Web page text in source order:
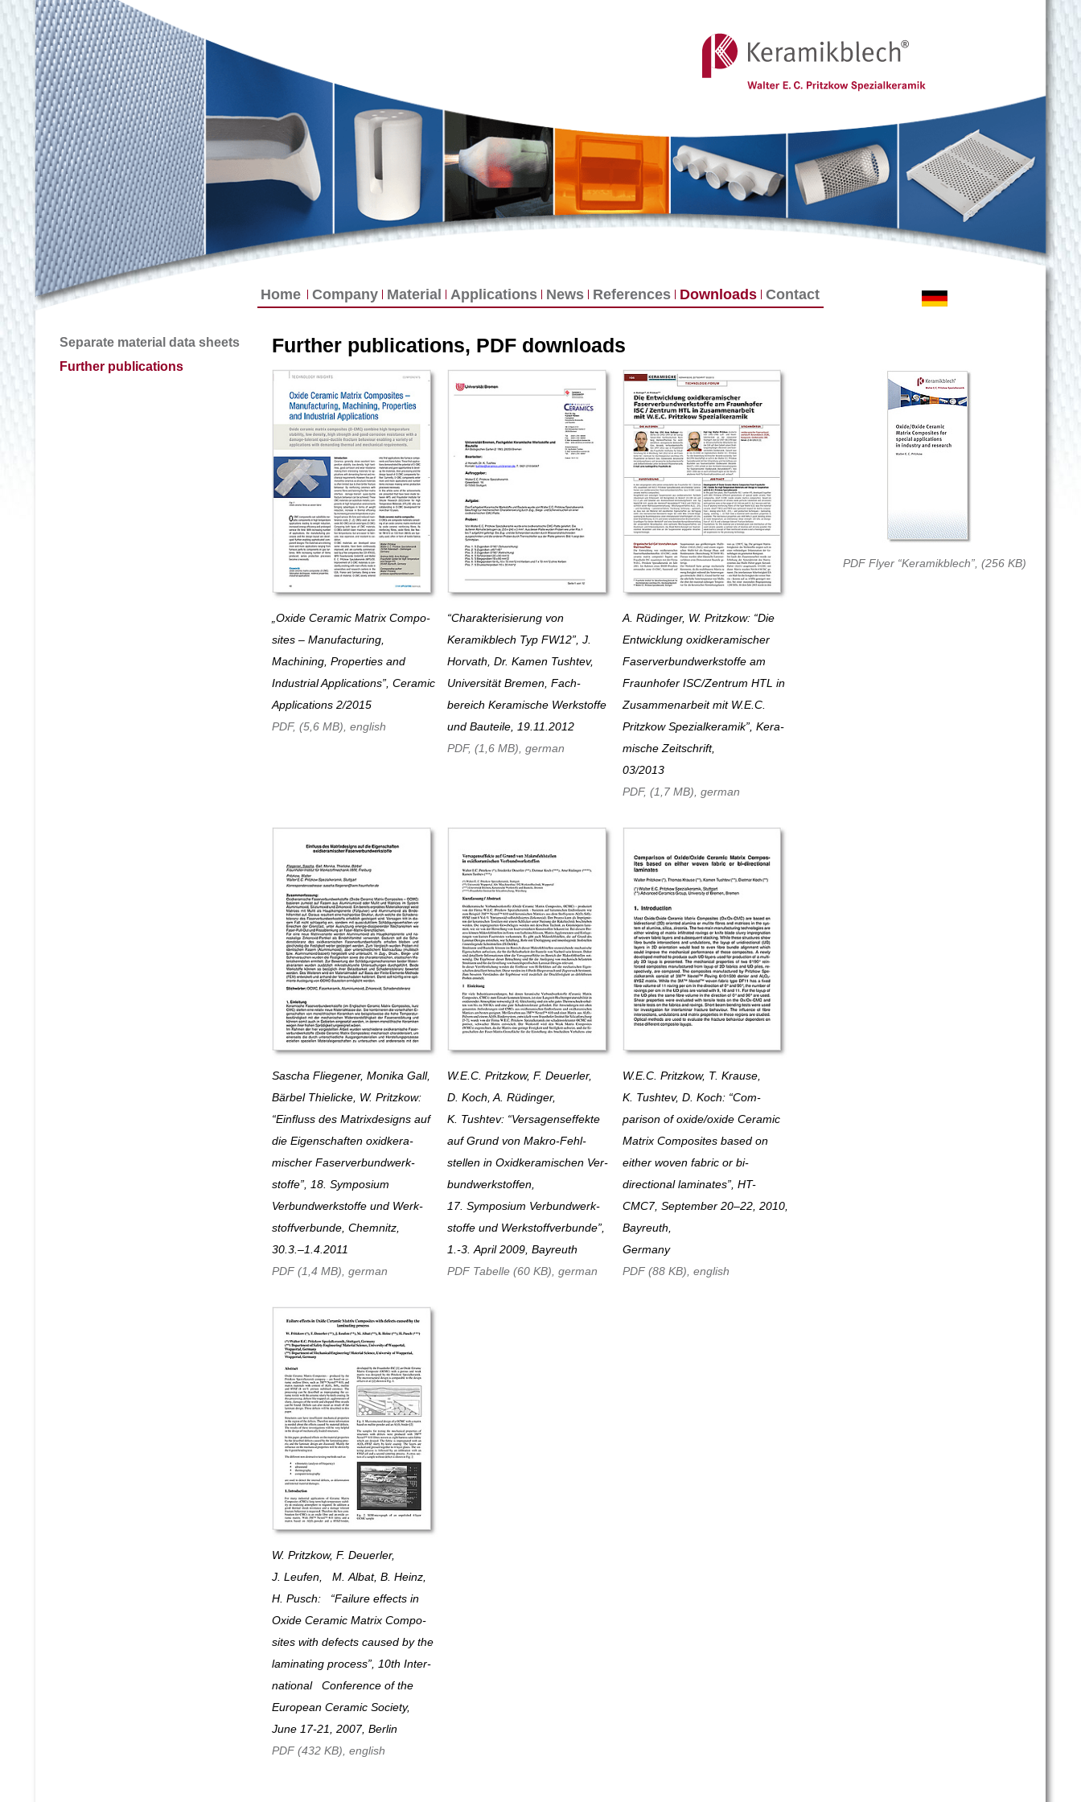
Home Company Material Applications News References Downloads Contact
Further publications, PDF downloads
„Oxide Ceramic Matrix Com­po­
sites – Manu­fac­turing,
Machining, Prop­er­ties and
Industrial Appli­ca­tions”, Ce­ram­ic
Appli­ca­tions 2/2015
PDF, (5,6 MB), english
“Charakterisierung von
Keramikblech Typ FW12”, J.
Horvath, Dr. Kamen Tushtev,
Uni­versi­tät Bremen, Fach­
bereich Kera­mische Werk­stoffe
und Bau­teile, 19.11.2012
PDF, (1,6 MB), german
A. Rüdinger, W. Pritzkow: “Die
Entwicklung oxid­kera­mi­scher
Faser­verbund­werk­stoffe am
Fraunhofer ISC/Zentrum HTL in
Zusam­men­arbeit mit W.E.C.
Pritzkow Spezial­kera­mik”, Kera­
mi­sche Zeit­schrift,
03/2013
PDF, (1,7 MB), german
Sascha Fliegener, Monika Gall,
Bärbel Thielicke, W. Pritzkow:
“Einfluss des Matrix­designs auf
die Eigen­schaf­ten oxid­kera­
mischer Faser­verbund­werk­
stoffe”, 18. Sym­posium
Verbund­werkstoffe und Werk­
stoff­verbunde, Chem­nitz,
30.3.–1.4.2011
PDF (1,4 MB), german
W.E.C. Pritzkow, F. Deuerler,
D. Koch, A. Rüdinger,
K. Tushtev: “Versagenseffekte
auf Grund von Makro-Fehl­
stellen in Oxid­kera­mischen Ver­
bund­werk­stoffen,
17. Symposium Verbund­werk­
stoffe und Werk­stoff­verbunde”,
1.-3. April 2009, Bayreuth
PDF Tabelle (60 KB), german
W.E.C. Pritzkow, T. Krause,
K. Tushtev, D. Koch: “Com­
parison of oxide/oxide Ceramic
Matrix Com­po­sites based on
either woven fabric or bi-
directional laminates”, HT-
CMC7, September 20–22, 2010,
Bayreuth,
Germany
PDF (88 KB), english
W. Pritzkow, F. Deuerler,
J. Leufen, M. Albat, B. Heinz,
H. Pusch: “Failure effects in
Oxide Ceramic Matrix Com­po­
sites with defects caused by the
lami­nating process”, 10th In­ter­
na­tio­nal Con­fer­ence of the
Euro­pean Ceram­ic Society,
June 17-21, 2007, Berlin
PDF (432 KB), english
PDF Flyer “Keramikblech”, (256 KB)
Separate material data sheets
Further publications